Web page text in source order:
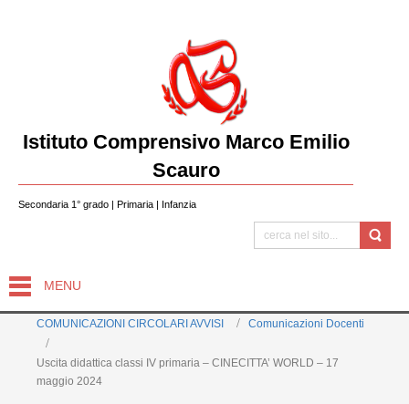
Istituto Comprensivo Marco Emilio
Scauro
Secondaria 1° grado | Primaria | Infanzia
MENU
COMUNICAZIONI CIRCOLARI AVVISI Comunicazioni Docenti
Uscita didattica classi IV primaria – CINECITTA’ WORLD – 17
maggio 2024